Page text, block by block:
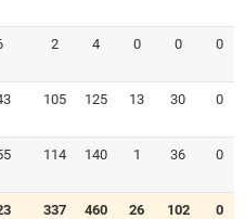
2 4 0 0 0
105 125 13 30 0
114 140 1 36 0
337 460 26 102 0